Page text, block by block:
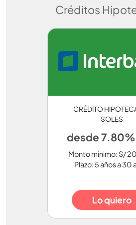
Créditos
CRÉDITO
SOLES
desde 7.80%
Monto mínimo: S/
Plazo: 5 años a 30
Lo quiero